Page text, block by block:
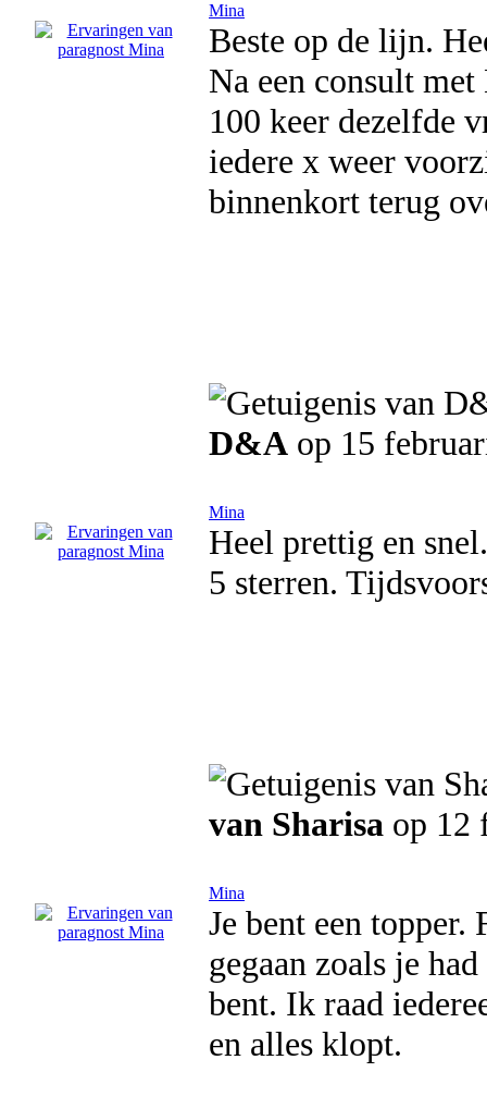
Mina
Beste op de lijn.
Na een consult
100 keer dezelfde
iedere x weer
binnenkort terug
D&A op 15
Mina
Heel prettig en
5 sterren.
van Sharisa op 12
Mina
Je bent een topper.
gegaan zoals je
bent. Ik raad
en alles klopt.